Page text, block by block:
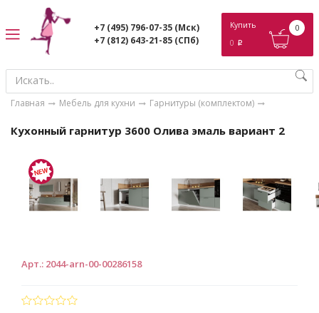
+7 (495) 796-07-35 (Мск)
+7 (812) 643-21-85 (СПб)
Купить
0 p
0
Главная Мебель для кухни Гарнитуры (комплектом)
Кухонный гарнитур 3600 Олива эмаль вариант 2
Арт.: 2044-arn-00-00286158